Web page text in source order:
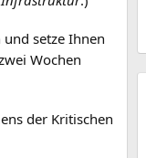
setze Ihnen
Wochen
der Kritischen